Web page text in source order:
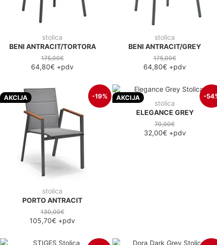
stolica
BENI ANTRACIT/TORTORA
175,00€
64,80€ +pdv
stolica
BENI ANTRACIT/GREY
175,00€
64,80€ +pdv
AKCIJA -19%
stolica
PORTO ANTRACIT
130,00€
105,70€ +pdv
AKCIJA -
stolica
ELEGANCE GREY
70,00€
32,00€+pdv